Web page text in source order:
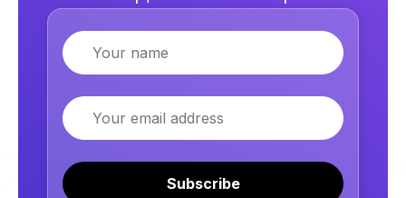
Name
Email
Subscribe